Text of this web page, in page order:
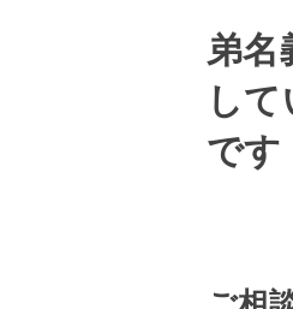
弟名
し
です